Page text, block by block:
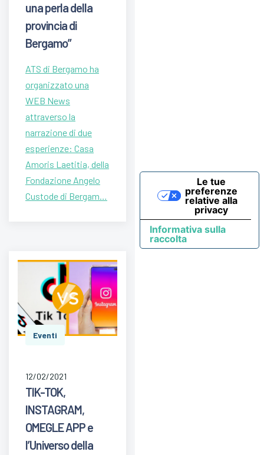
una perla della
provincia di
Bergamo”
ATS di Bergamo ha
organizzato una
WEB News
attraverso la
narrazione di due
esperienze: Casa
Amoris Laetitia, della
Fondazione Angelo
Custode di Bergam…
Eventi
12/02/2021
TIK-TOK,
INSTAGRAM,
OMEGLE APP e
l’Universo della
Informativa sulla
raccolta
Le tue
preferenze
relative alla
privacy